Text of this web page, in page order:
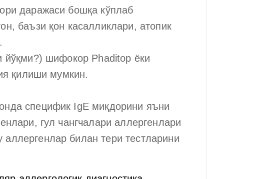
даражаси бошқа кўплаб
баъзи қон касалликлари, атопик
йўқми?) шифокор Phaditop ёки
қилиши мумкин.
специфик IgE миқдорини яъни
гул чангчалари аллергенлари
билан тери тестларини